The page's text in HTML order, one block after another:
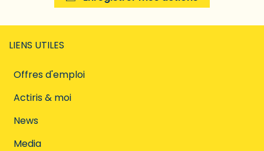
LIENS UTILES
Offres d'emploi
Actiris & moi
News
Media